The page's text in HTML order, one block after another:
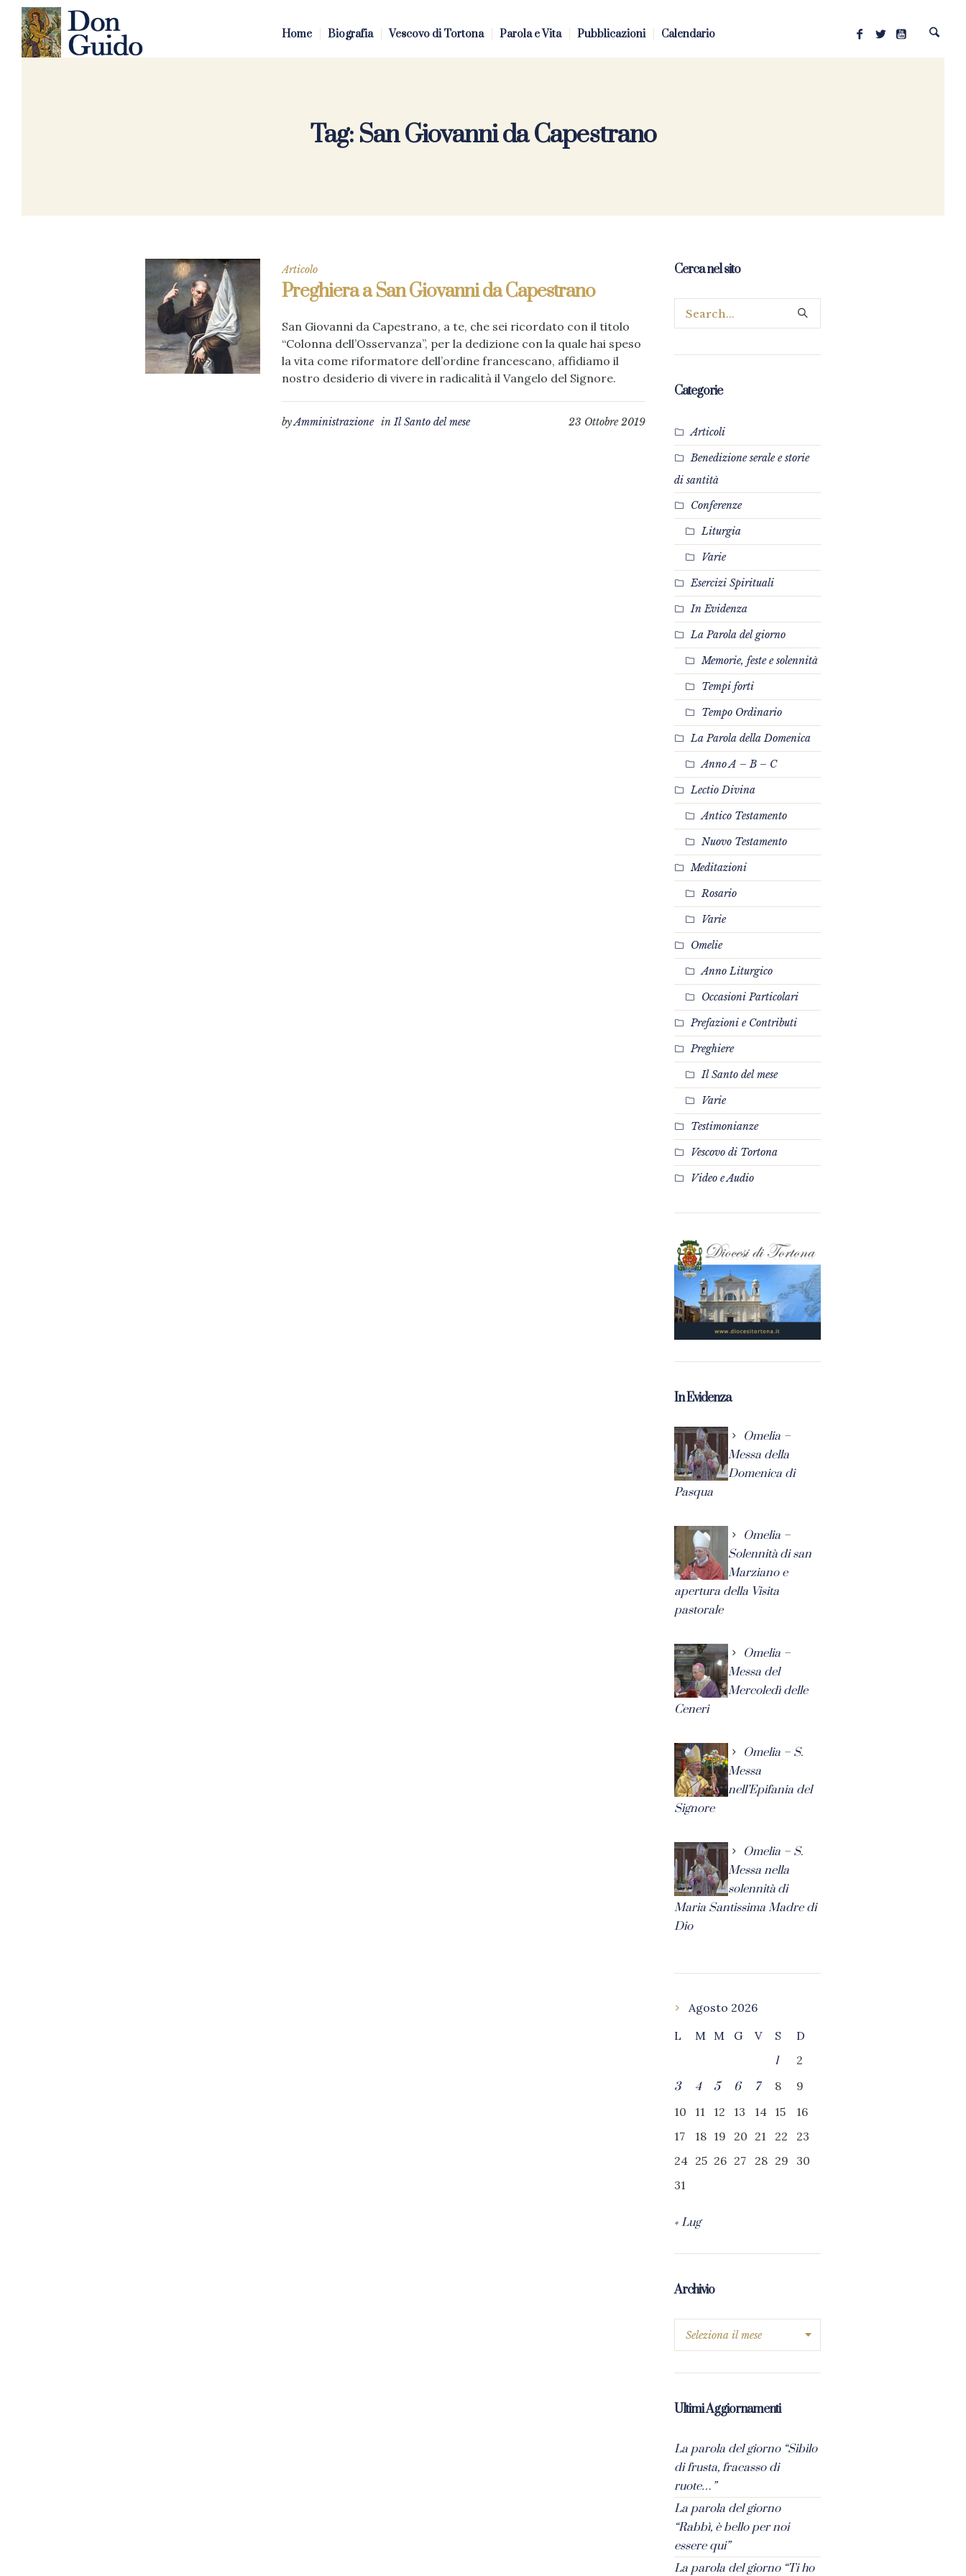
Home Biografia Vescovo di Tortona Parola e Vita Pubblicazioni Calendario
Tag: San Giovanni da Capestrano
Articolo
Preghiera a San Giovanni da Capestrano
San Giovanni da Capestrano, a te, che sei ricordato con il titolo
“Colonna dell’Osservanza”, per la dedizione con la quale hai speso
la vita come riformatore dell’ordine francescano, affidiamo il
nostro desiderio di vivere in radicalità il Vangelo del Signore.
23 Ottobre 2019
byAmministrazione inIl Santo del mese
Cerca nel sito
Categorie
Articoli
Benedizione serale e storie
di santità
Conferenze
Liturgia
Varie
Esercizi Spirituali
In Evidenza
La Parola del giorno
Memorie, feste e solennità
Tempi forti
Tempo Ordinario
La Parola della Domenica
Anno A – B – C
Lectio Divina
Antico Testamento
Nuovo Testamento
Meditazioni
Rosario
Varie
Omelie
Anno Liturgico
Occasioni Particolari
Prefazioni e Contributi
Preghiere
Il Santo del mese
Varie
Testimonianze
Vescovo di Tortona
Video e Audio
In Evidenza
Omelia –
Messa della
Domenica di
Pasqua
Omelia –
Solennità di san
Marziano e
apertura della Visita
pastorale
Omelia –
Messa del
Mercoledì delle
Ceneri
Omelia – S.
Messa
nell’Epifania del
Signore
Omelia – S.
Messa nella
solennità di
Maria Santissima Madre di
Dio
Agosto 2026
L
M M G V S
D
1
2
3
4 5 6 7 8
9
10
11 12 13 14 15
16
17
18 19 20 21 22
23
24 25 26 27 28 29
30
31
« Lug
Archivio
Ultimi Aggiornamenti
La parola del giorno “Sibilo
di frusta, fracasso di
ruote…”
La parola del giorno
“Rabbì, è bello per noi
essere qui”
La parola del giorno “Ti ho